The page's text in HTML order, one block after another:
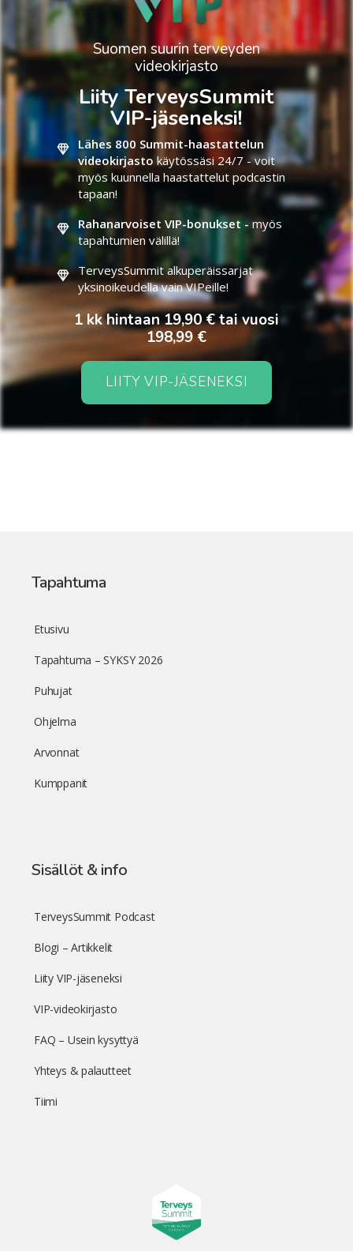
Suomen suurin terveyden
videokirjasto
Liity TerveysSummit
VIP-jäseneksi!
Lähes 800 Summit-haastattelun
videokirjasto käytössäsi 24/7 - voit
myös kuunnella haastattelut podcastin
tapaan!
Rahanarvoiset VIP-bonukset -myös
tapahtumien välillä!
TerveysSummit alkuperäissarjat
yksinoikeudella vain VIPeille!
1 kk hintaan 19,90 € tai vuosi
198,99 €
LIITY VIP-JÄSENEKSI
Tapahtuma
Etusivu
Tapahtuma – SYKSY 2026
Puhujat
Ohjelma
Arvonnat
Kumppanit
Sisällöt & info
TerveysSummit Podcast
Blogi – Artikkelit
Liity VIP-jäseneksi
VIP-videokirjasto
FAQ – Usein kysyttyä
Yhteys & palautteet
Tiimi